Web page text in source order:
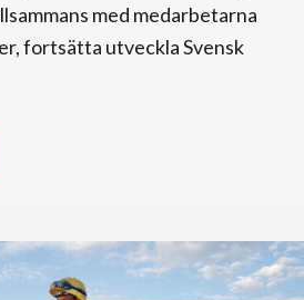
med medarbetarna
fortsätta utveckla Svensk